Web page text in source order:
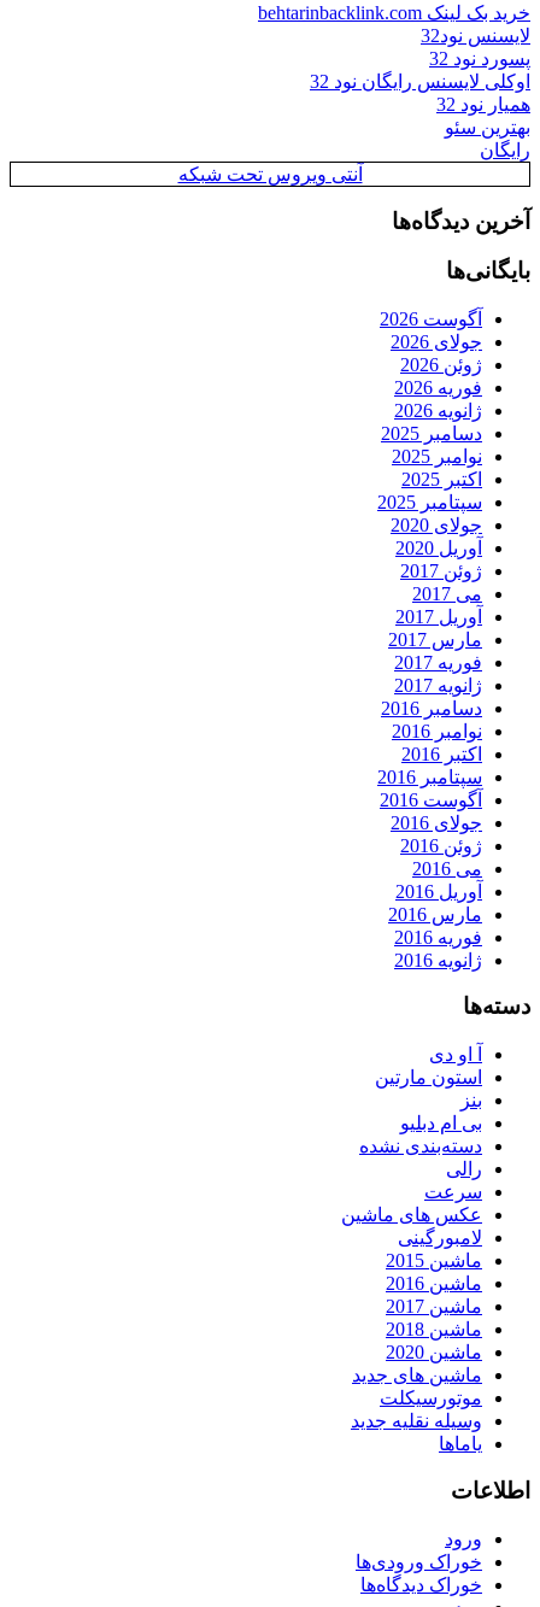
خرید بک لینک behtarinbacklink.com
لایسنس نود32
پسورد نود 32
اوکلی لایسنس رایگان نود 32
همیار نود 32
بهترین سئو
رایگان
آنتی ویروس تحت شبکه
آخرین دیدگاه‌ها
بایگانی‌ها
آگوست 2026
جولای 2026
ژوئن 2026
فوریه 2026
ژانویه 2026
دسامبر 2025
نوامبر 2025
اکتبر 2025
سپتامبر 2025
جولای 2020
آوریل 2020
ژوئن 2017
می 2017
آوریل 2017
مارس 2017
فوریه 2017
ژانویه 2017
دسامبر 2016
نوامبر 2016
اکتبر 2016
سپتامبر 2016
آگوست 2016
جولای 2016
ژوئن 2016
می 2016
آوریل 2016
مارس 2016
فوریه 2016
ژانویه 2016
دسته‌ها
آ او دی
استون مارتین
بنز
بی ام دبلیو
دسته‌بندی نشده
رالی
سرعت
عکس های ماشین
لامبورگینی
ماشین 2015
ماشین 2016
ماشین 2017
ماشین 2018
ماشین 2020
ماشین های جدید
موتورسیکلت
وسیله نقلیه جدید
یاماها
اطلاعات
ورود
خوراک ورودی‌ها
خوراک دیدگاه‌ها